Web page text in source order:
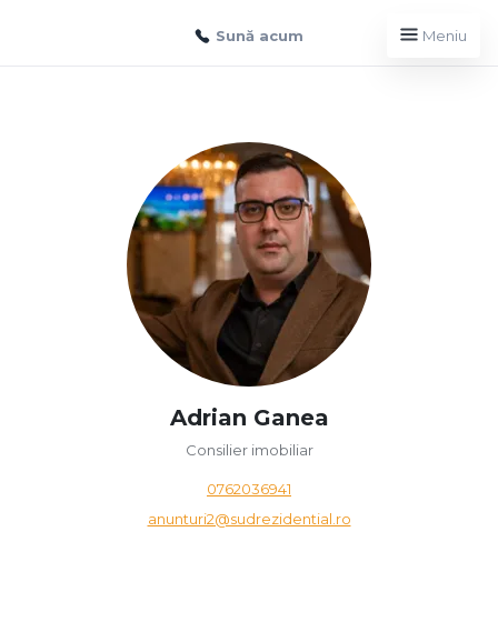
Sună acum Meniu
Adrian Ganea
Consilier imobiliar
0762036941
anunturi2@sudrezidential.ro